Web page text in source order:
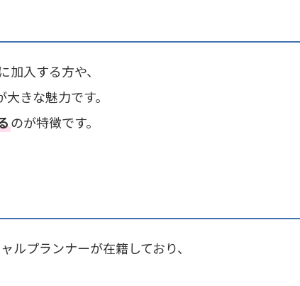
入する方や、
きな魅力です。
のが特徴です。
ルプランナーが在籍しており、